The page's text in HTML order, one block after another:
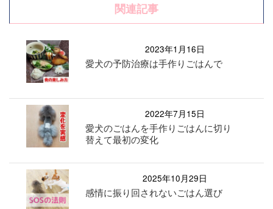
関連記事
2023年1月16日
愛犬の予防治療は手作りごはんで
2022年7月15日
愛犬のごはんを手作りごはんに切り
替えて最初の変化
2025年10月29日
感情に振り回されないごはん選び